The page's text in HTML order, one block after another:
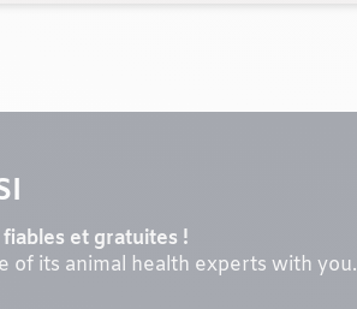
et gratuites !
of its animal health experts with you.